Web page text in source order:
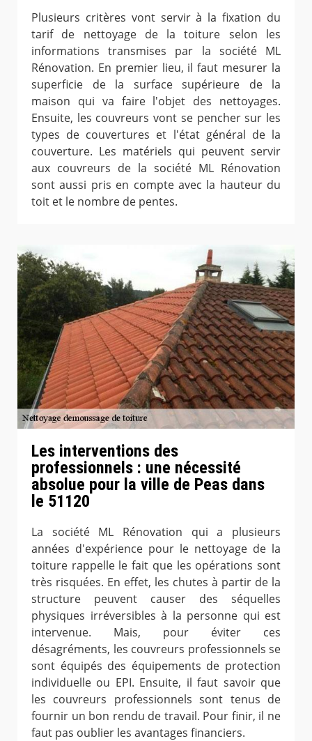
Plusieurs critères vont servir à la fixation du
tarif de nettoyage de la toiture selon les
informations transmises par la société ML
Rénovation. En premier lieu, il faut mesurer la
superficie de la surface supérieure de la
maison qui va faire l'objet des nettoyages.
Ensuite, les couvreurs vont se pencher sur les
types de couvertures et l'état général de la
couverture. Les matériels qui peuvent servir
aux couvreurs de la société ML Rénovation
sont aussi pris en compte avec la hauteur du
toit et le nombre de pentes.
Les interventions des
professionnels : une nécessité
absolue pour la ville de Peas dans
le 51120
La société ML Rénovation qui a plusieurs
années d'expérience pour le nettoyage de la
toiture rappelle le fait que les opérations sont
très risquées. En effet, les chutes à partir de la
structure peuvent causer des séquelles
physiques irréversibles à la personne qui est
intervenue. Mais, pour éviter ces
désagréments, les couvreurs professionnels se
sont équipés des équipements de protection
individuelle ou EPI. Ensuite, il faut savoir que
les couvreurs professionnels sont tenus de
fournir un bon rendu de travail. Pour finir, il ne
faut pas oublier les avantages financiers.